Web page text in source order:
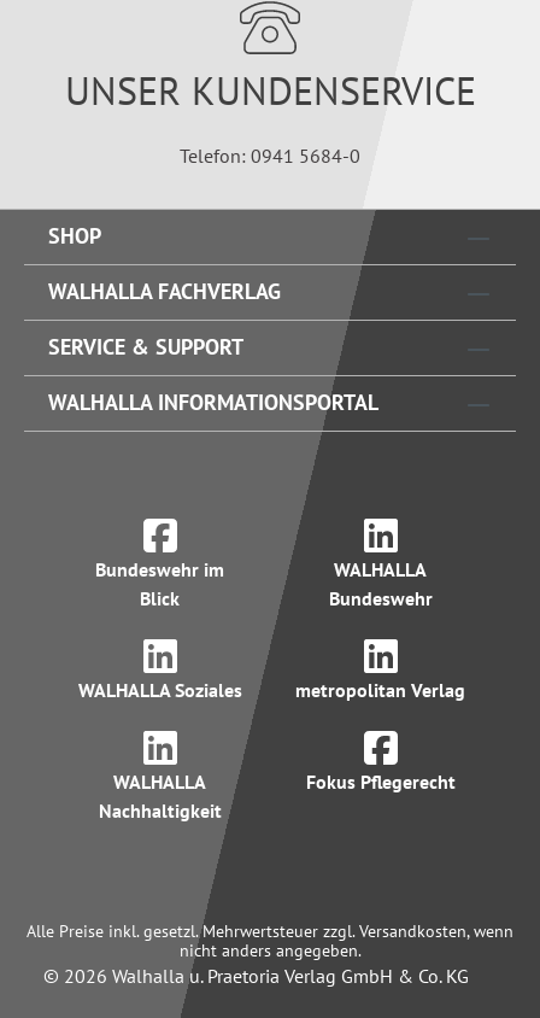
UNSER KUNDENSERVICE
Telefon: 0941 5684-0
SHOP
WALHALLA FACHVERLAG
SERVICE & SUPPORT
WALHALLA INFORMATIONSPORTAL
Bundeswehr im
Blick
WALHALLA
Bundeswehr
WALHALLA Soziales metropolitan Verlag
WALHALLA
Nachhaltigkeit
Fokus Pflegerecht
Alle Preise inkl. gesetzl. Mehrwertsteuer zzgl. Versandkosten, wenn
nicht anders angegeben.
© 2026 Walhalla u. Praetoria Verlag GmbH & Co. KG